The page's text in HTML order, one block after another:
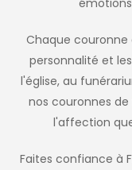
Chaque couronne
personnalité et
l'église, au
nos couronnes
l'affection
Faites confiance à